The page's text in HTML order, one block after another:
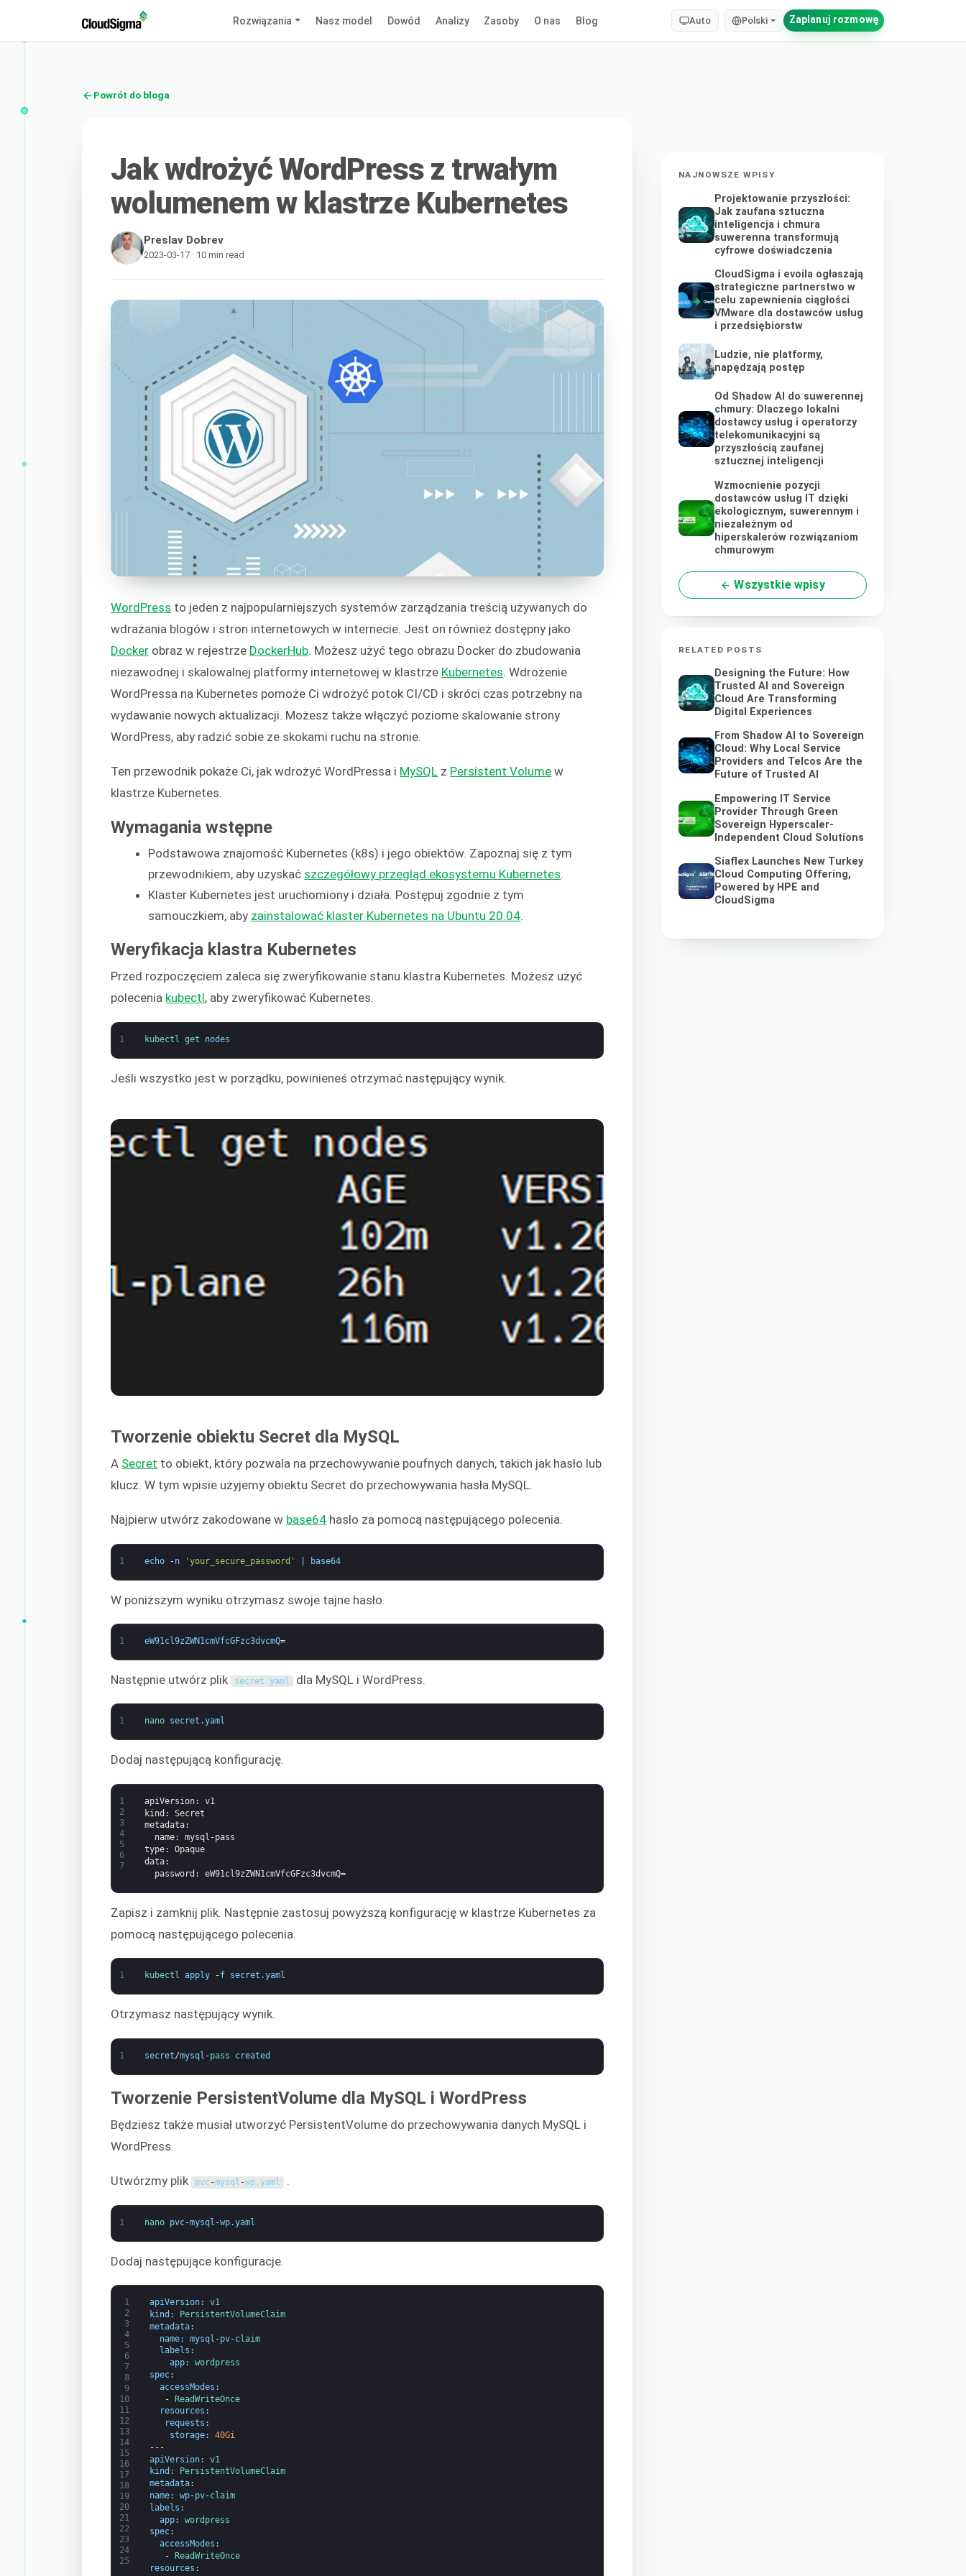
Rozwiązania Nasz model Dowód Analizy Zasoby O nas Blog Auto Polski Zaplanuj rozmowę
Powrót do bloga
Jak wdrożyć WordPress z trwałym
wolumenem w klastrze Kubernetes
Preslav Dobrev
2023-03-17 · 10 min read
WordPress to jeden z najpopularniejszych systemów zarządzania treścią używanych do
wdrażania blogów i stron internetowych w internecie. Jest on również dostępny jako
Docker obraz w rejestrze DockerHub. Możesz użyć tego obrazu Docker do zbudowania
niezawodnej i skalowalnej platformy internetowej w klastrze Kubernetes. Wdrożenie
WordPressa na Kubernetes pomoże Ci wdrożyć potok CI/CD i skróci czas potrzebny na
wydawanie nowych aktualizacji. Możesz także włączyć poziome skalowanie strony
WordPress, aby radzić sobie ze skokami ruchu na stronie.
Ten przewodnik pokaże Ci, jak wdrożyć WordPressa i MySQL z Persistent Volume w
klastrze Kubernetes.
Wymagania wstępne
Podstawowa znajomość Kubernetes (k8s) i jego obiektów. Zapoznaj się z tym
przewodnikiem, aby uzyskać szczegółowy przegląd ekosystemu Kubernetes
Klaster Kubernetes jest uruchomiony i działa. Postępuj zgodnie z tym
samouczkiem, aby zainstalować klaster Kubernetes na Ubuntu 20.04
Weryfikacja klastra Kubernetes
Przed rozpoczęciem zaleca się zweryfikowanie stanu klastra Kubernetes. Możesz użyć
polecenia kubectl, aby zweryfikować Kubernetes.
1 kubectl get nodes
Jeśli wszystko jest w porządku, powinieneś otrzymać następujący wynik.
Tworzenie obiektu Secret dla MySQL
A Secret to obiekt, który pozwala na przechowywanie poufnych danych, takich jak hasło lub
klucz. W tym wpisie użyjemy obiektu Secret do przechowywania hasła MySQL.
Najpierw utwórz zakodowane w base64 hasło za pomocą następującego polecenia.
1 echo -n 'your_secure_password' base64
W poniższym wyniku otrzymasz swoje tajne hasło.
1 eW91cl9zZWN1cmVfcGFzc3dvcmQ=
Następnie utwórz plik secret .yaml dla MySQL i WordPress.
1 nano secret .yaml
Dodaj następującą konfigurację.
1
2
3
4
5
6
7
apiVersion: v1
kind : Secret
metadata:
name: mysql-pass
type: Opaque
data:
password : eW91cl9zZWN1cmVfcGFzc3dvcmQ=
Zapisz i zamknij plik. Następnie zastosuj powyższą konfigurację w klastrze Kubernetes za
pomocą następującego polecenia.
1 kubectl apply -f secret .yaml
Otrzymasz następujący wynik.
1 secret/mysql -pass created
Tworzenie PersistentVolume dla MySQL i WordPress
Będziesz także musiał utworzyć PersistentVolume do przechowywania danych MySQL i
WordPress.
Utwórzmy plik pvc -mysql -wp .yaml .
1 nano pvc-mysql -wp.yaml
Dodaj następujące konfiguracje.
1
2
3
4
5
6
7
8
9
10
11
12
13
14
15
16
17
18
19
20
21
22
23
24
25
apiVersion:
v1
kind :
PersistentVolumeClaim
metadata:
name: mysql -pv-claim
labels :
app:
wordpress
spec:
accessModes :
- ReadWriteOnce
resources :
requests :
storage:
40Gi
---
apiVersion:
v1
kind :
PersistentVolumeClaim
metadata:
name: wp-pv-claim
labels :
app:
wordpress
spec:
accessModes :
-
ReadWriteOnce
resources :
NAJNOWSZE WPISY
Projektowanie przyszłości:
Jak zaufana sztuczna
inteligencja i chmura
suwerenna transformują
cyfrowe doświadczenia
CloudSigma i evoila ogłaszają
strategiczne partnerstwo w
celu zapewnienia ciągłości
VMware dla dostawców usług
i przedsiębiorstw
Ludzie, nie platformy,
napędzają postęp
Od Shadow AI do suwerennej
chmury: Dlaczego lokalni
dostawcy usług i operatorzy
telekomunikacyjni są
przyszłością zaufanej
sztucznej inteligencji
Wzmocnienie pozycji
dostawców usług IT dzięki
ekologicznym, suwerennym i
niezależnym od
hiperskalerów rozwiązaniom
chmurowym
Wszystkie wpisy
RELATED POSTS
Designing the Future: How
Trusted AI and Sovereign
Cloud Are Transforming
Digital Experiences
From Shadow AI to Sovereign
Cloud: Why Local Service
Providers and Telcos Are the
Future of Trusted AI
Empowering IT Service
Provider Through Green
Sovereign Hyperscaler-
Independent Cloud Solutions
Siaflex Launches New Turkey
Cloud Computing Offering,
Powered by HPE and
CloudSigma